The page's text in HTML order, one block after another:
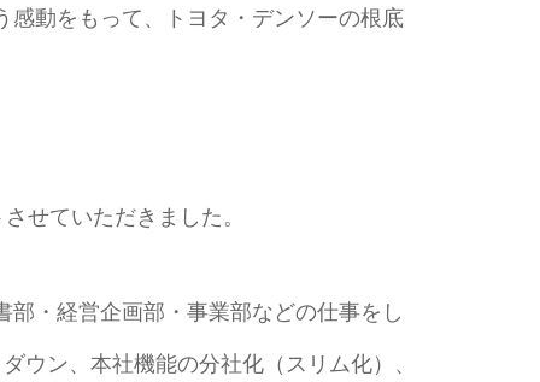
動をもって、トヨタ・デンソーの根底
せていただきました。
・経営企画部・事業部などの仕事をし
ウン、本社機能の分社化（スリム化）、